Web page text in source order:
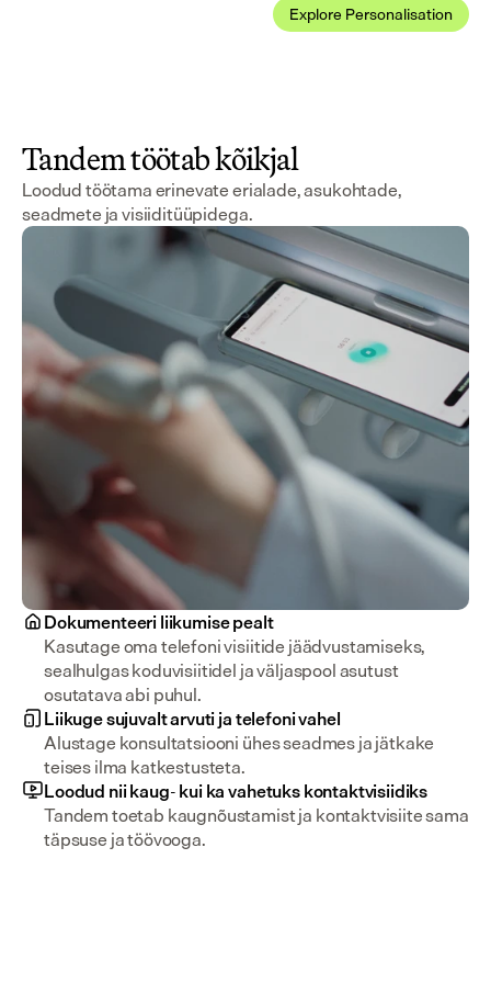
Explore Personalisation
Tandem töötab kõikjal
Loodud töötama erinevate erialade, asukohtade,
seadmete ja visiiditüüpidega.
Dokumenteeri liikumise pealt
Kasutage oma telefoni visiitide jäädvustamiseks,
sealhulgas koduvisiitidel ja väljaspool asutust
osutatava abi puhul.
Liikuge sujuvalt arvuti ja telefoni vahel
Alustage konsultatsiooni ühes seadmes ja jätkake
teises ilma katkestusteta.
Loodud nii kaug- kui ka vahetuks kontaktvisiidiks
Tandem toetab kaugnõustamist ja kontaktvisiite sama
täpsuse ja töövooga.